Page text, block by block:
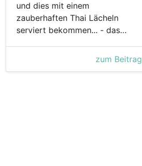
und dies mit einem
zauberhaften Thai Lächeln
serviert bekommen... - das…
zum Beitrag